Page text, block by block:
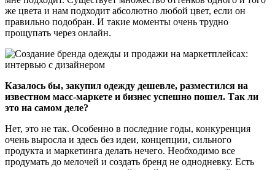
же цвета и нам подходит абсолютно любой цвет, если он
правильно подобран. И такие моменты очень трудно
прощупать через онлайн.
Казалось бы, закупил одежду дешевле, разместился на
известном масс-маркете и бизнес успешно пошел. Так ли
это на самом деле?
Нет, это не так. Особенно в последние годы, конкуренция
очень выросла и здесь без идеи, концепции, сильного
продукта и маркетинга делать нечего. Необходимо все
продумать до мелочей и создать бренд не однодневку. Есть